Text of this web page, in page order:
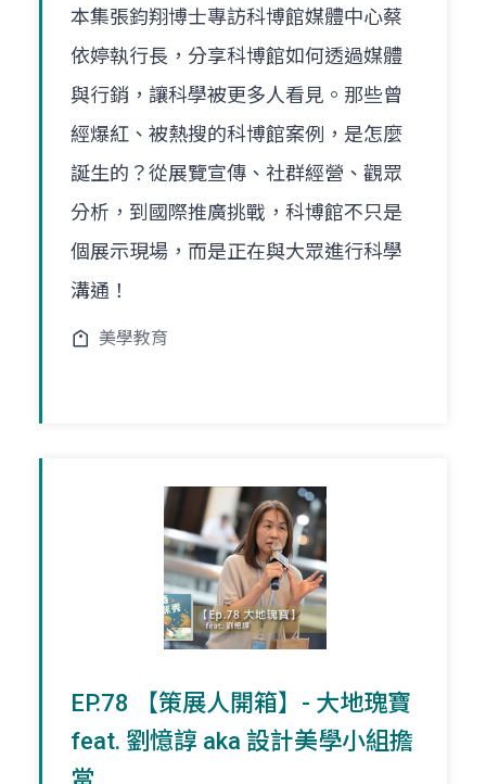
本集張鈞翔博士專訪科博館媒體中心蔡
依婷執行長，分享科博館如何透過媒體
與行銷，讓科學被更多人看見。那些曾
經爆紅、被熱搜的科博館案例，是怎麼
誕生的？從展覽宣傳、社群經營、觀眾
分析，到國際推廣挑戰，科博館不只是
個展示現場，而是正在與大眾進行科學
溝通！
美學教育
EP.78 【策展人開箱】- 大地瑰寶
feat. 劉憶諄 aka 設計美學小組擔